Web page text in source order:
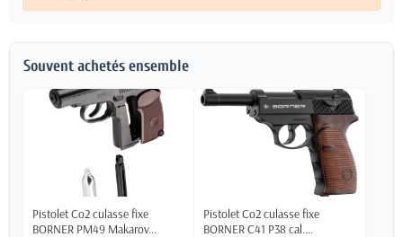
Souvent achetés ensemble
Pistolet Co2 culasse fixe
BORNER PM49 Makarov...
Pistolet Co2 culasse fixe
BORNER C41 P38 cal....